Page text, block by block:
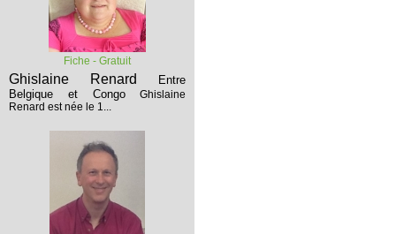
Fiche - Gratuit
Ghislaine Renard
Entre
Belgique et Congo
Ghislaine
Renard est née le 1...